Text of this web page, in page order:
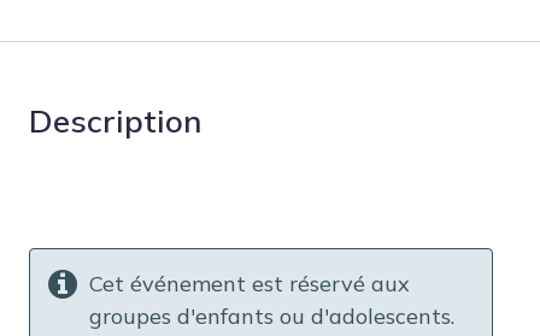
Description
Cet événement est réservé aux
groupes d'enfants ou d'adolescents.